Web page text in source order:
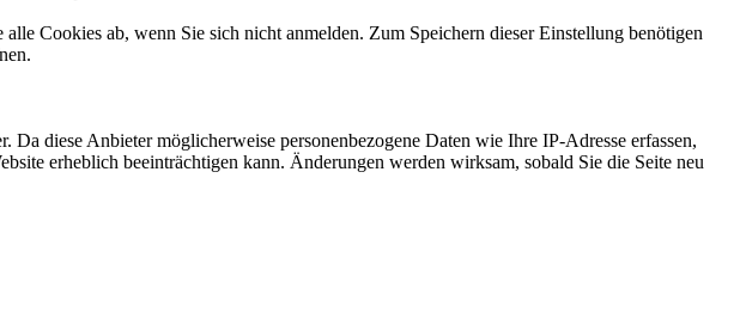
Cookies ab, wenn Sie sich nicht anmelden. Zum Speichern dieser Einstellung benötigen
diese Anbieter möglicherweise personenbezogene Daten wie Ihre IP-Adresse erfassen,
erheblich beeinträchtigen kann. Änderungen werden wirksam, sobald Sie die Seite neu